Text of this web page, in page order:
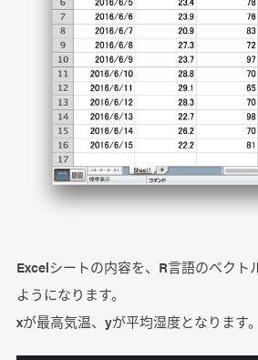
Excelシートの内容を、R言語のベクト
ようになります。
xが最高気温、yが平均湿度となります。